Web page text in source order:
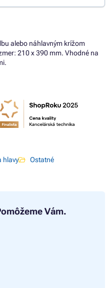
alebo náhlavným krížom
210 x 390 mm. Vhodné na
hlavy Ostatné
Vám.